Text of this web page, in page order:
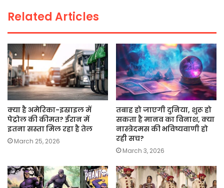
k
Related Articles
क्या है अमेरिका-इस्राइल में
पेट्रोल की कीमत? ईरान में
इतना सस्ता मिल रहा है तेल
March 25, 2026
तबाह हो जाएगी दुनिया, शुरू हो
सकता है मानव का विनाश, क्या
नास्त्रेदमस की भविष्यवाणी हो
रही सच?
March 3, 2026